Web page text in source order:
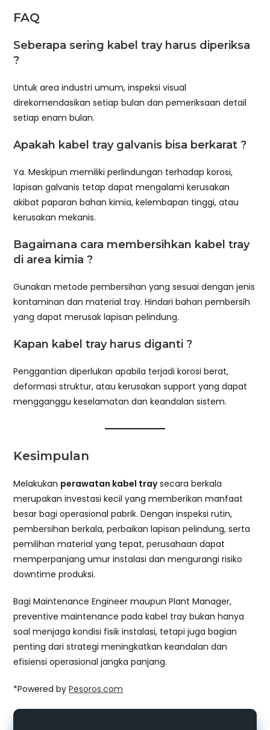
FAQ
Seberapa sering kabel tray harus diperiksa
?
Untuk area industri umum, inspeksi visual
direkomendasikan setiap bulan dan pemeriksaan detail
setiap enam bulan.
Apakah kabel tray galvanis bisa berkarat ?
Ya. Meskipun memiliki perlindungan terhadap korosi,
lapisan galvanis tetap dapat mengalami kerusakan
akibat paparan bahan kimia, kelembapan tinggi, atau
kerusakan mekanis.
Bagaimana cara membersihkan kabel tray
di area kimia ?
Gunakan metode pembersihan yang sesuai dengan jenis
kontaminan dan material tray. Hindari bahan pembersih
yang dapat merusak lapisan pelindung.
Kapan kabel tray harus diganti ?
Penggantian diperlukan apabila terjadi korosi berat,
deformasi struktur, atau kerusakan support yang dapat
mengganggu keselamatan dan keandalan sistem.
Kesimpulan
Melakukan perawatan kabel traysecara berkala
merupakan investasi kecil yang memberikan manfaat
besar bagi operasional pabrik. Dengan inspeksi rutin,
pembersihan berkala, perbaikan lapisan pelindung, serta
pemilihan material yang tepat, perusahaan dapat
memperpanjang umur instalasi dan mengurangi risiko
downtime produksi.
Bagi Maintenance Engineer maupun Plant Manager,
preventive maintenance pada kabel tray bukan hanya
soal menjaga kondisi fisik instalasi, tetapi juga bagian
penting dari strategi meningkatkan keandalan dan
efisiensi operasional jangka panjang.
*Powered byPesoros.com